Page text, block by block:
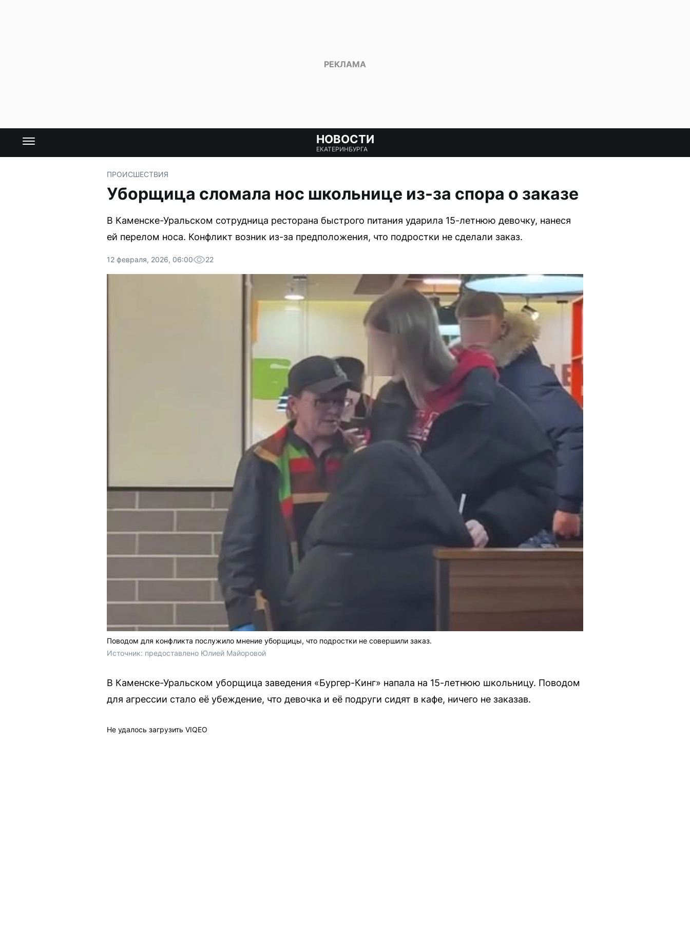
НОВОСТИ
ЕКАТЕРИНБУРГА
ПРОИСШЕСТВИЯ
Уборщица сломала нос школьнице из-за спора о заказе
В Каменске-Уральском сотрудница ресторана быстрого питания ударила 15-летнюю девочку, нанеся
ей перелом носа. Конфликт возник из-за предположения, что подростки не сделали заказ.
12 февраля, 2026, 06:00 22
Поводом для конфликта послужило мнение уборщицы, что подростки не совершили заказ.
Источник: предоставлено Юлией Майоровой
В Каменске-Уральском уборщица заведения «Бургер-Кинг» напала на 15-летнюю школьницу. Поводом
для агрессии стало её убеждение, что девочка и её подруги сидят в кафе, ничего не заказав.
Не удалось загрузить VIQEO